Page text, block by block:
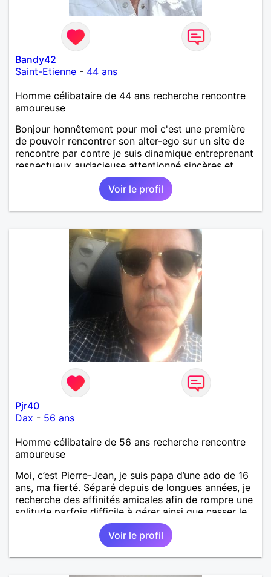
Bandy42
Saint-Etienne - 44 ans
Homme célibataire de 44 ans recherche rencontre
amoureuse
Bonjour honnêtement pour moi c'est une première
de pouvoir rencontrer son alter-ego sur un site de
rencontre par contre je suis dinamique entreprenant
respectueux audacieuse attentionné sincères et
expressif et j' aime surtout les câlins et à les
partager avec humour et amour bisous à+ à bientôt
Voir le profil
Pjr40
Dax - 56 ans
Homme célibataire de 56 ans recherche rencontre
amoureuse
Moi, c’est Pierre-Jean, je suis papa d’une ado de 16
ans, ma fierté. Séparé depuis de longues années, je
recherche des affinités amicales afin de rompre une
solitude parfois difficile à gérer ainsi que casser le
vague à l’âme. L’amitié reste extrêmement
importante à mes yeux mais peut se décliner en des
sentiments plus puissants. « Le temps fera son
œuvre » disait Arthur Schopenhauer, philosophe
Voir le profil